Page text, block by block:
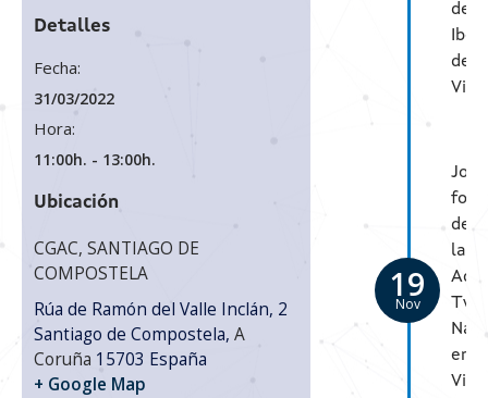
Detalles
Fecha:
31/03/2022
Hora:
11:00h. - 13:00h.
Ubicación
CGAC, SANTIAGO DE
COMPOSTELA
Rúa de Ramón del Valle Inclán, 2
Santiago de Compostela, A
Coruña 15703 España
+ Google Map
de
de
Vigo
19
Nov
de
la
en
Vigo